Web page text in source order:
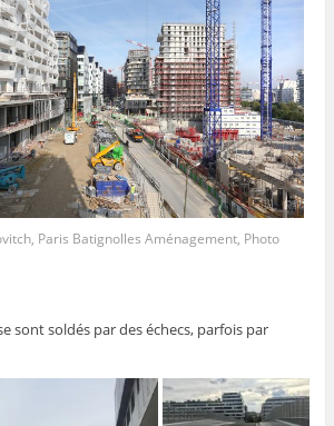
Paris Batignolles Aménagement, Photo
sont soldés par des échecs, parfois par